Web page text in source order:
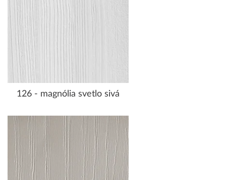
126 - magnólia svetlo sivá